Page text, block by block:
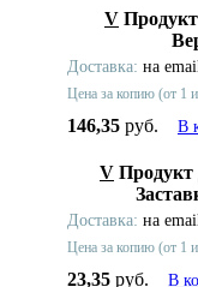
V
Доставка: на
Цена за копию (от 1
146,35 руб. В
V Продукт
Доставка: на
Цена за копию (от 1
23,35 руб. В